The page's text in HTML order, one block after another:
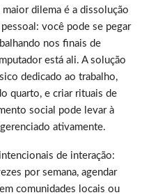
dilema é a dissolução
você pode se pegar
nos finais de
está ali. A solução
dedicado ao trabalho,
quarto, e criar rituais de
social pode levar à
ativamente.
de interação:
por semana, agendar
comunidades locais ou